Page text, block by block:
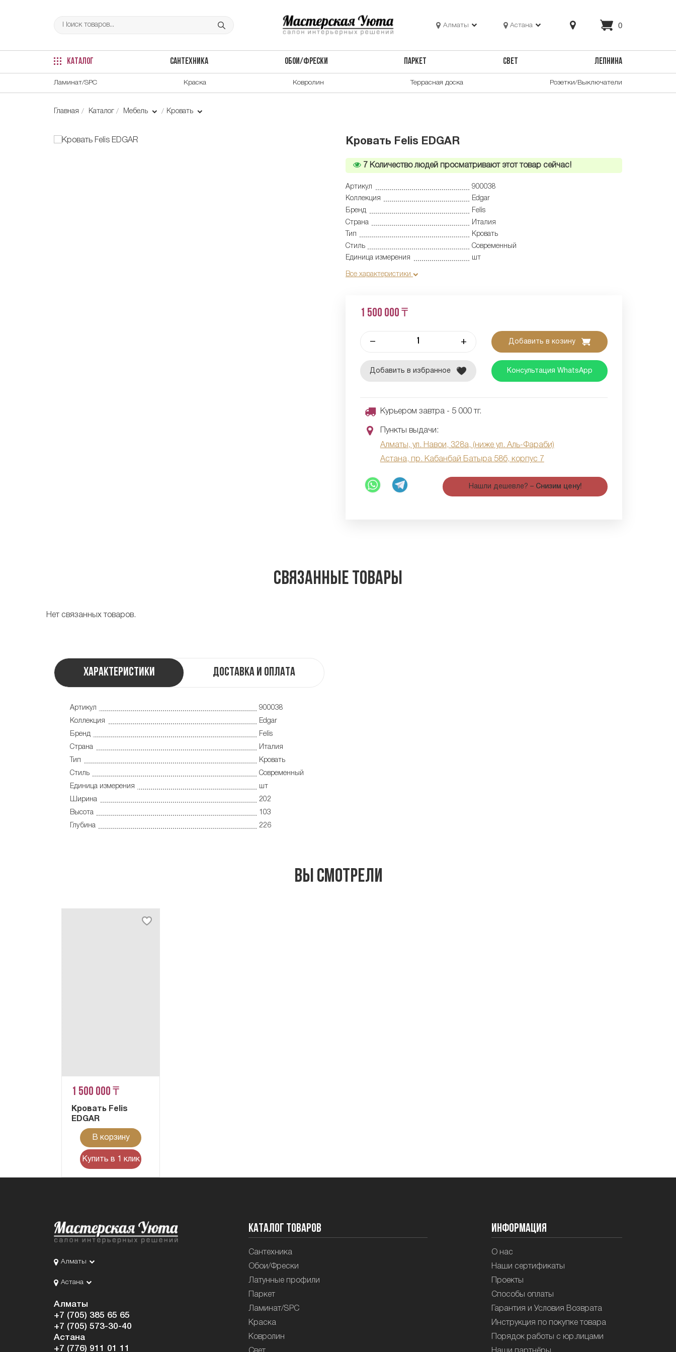
Алматы Астана 0
КАТАЛОГ САНТЕХНИКА ОБОИ/ФРЕСКИ ПАРКЕТ СВЕТ ЛЕПНИНА
Ламинат/SPC Краска Ковролин Террасная доска Розетки/Выключатели
Главная Каталог Мебель Кровать
Кровать Felis EDGAR
7 Количество людей просматривают этот товар сейчас!
Артикул
900038
Коллекция
Edgar
Бренд
Felis
Страна
Италия
Тип
Кровать
Стиль
Современный
Единица измерения
шт
Все характеристики
1 500 000 ₸
– + Добавить в козину
Добавить в избранное Консультация WhatsApp
Курьером завтра - 5 000 тг.
Пункты выдачи:
Алматы, ул. Навои, 328а, (ниже ул. Аль-Фараби)
Астана, пр. Кабанбай Батыра 58б, корпус 7
Нашли дешевле? – Снизим цену!
Связанные товары
Нет связанных товаров.
Характеристики Доставка и оплата
Артикул
900038
Коллекция
Edgar
Бренд
Felis
Страна
Италия
Тип
Кровать
Стиль
Современный
Единица измерения
шт
Ширина
202
Высота
103
Глубина
226
Вы смотрели
1 500 000 ₸
Кровать Felis
EDGAR
В корзину
Купить в 1 клик
Алматы
Астана
Алматы
+7 (705) 385 65 65
+7 (705) 573-30-40
Астана
+7 (776) 911 01 11
Каталог товаров
Сантехника
Обои/Фрески
Латунные профили
Паркет
Ламинат/SPC
Краска
Ковролин
Информация
О нас
Наши сертификаты
Проекты
Способы оплаты
Гарантия и Условия Возврата
Инструкция по покупке товара
Порядок работы с юр.лицами